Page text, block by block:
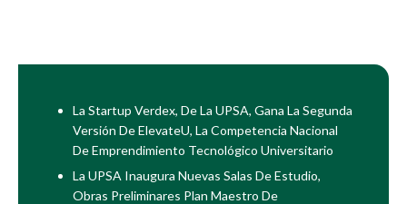
La Startup Verdex, De La UPSA, Gana La Segunda
Versión De ElevateU, La Competencia Nacional
De Emprendimiento Tecnológico Universitario
La UPSA Inaugura Nuevas Salas De Estudio,
Obras Preliminares Plan Maestro De